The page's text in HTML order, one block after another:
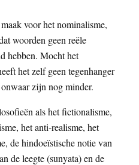
voor het nominalisme,
woorden geen reële
hebben. Mocht het
het zelf geen tegenhanger
zijn nog minder.
als het fictionalisme,
het anti-realisme, het
de hindoeïstische notie van
de leegte (sunyata) en de